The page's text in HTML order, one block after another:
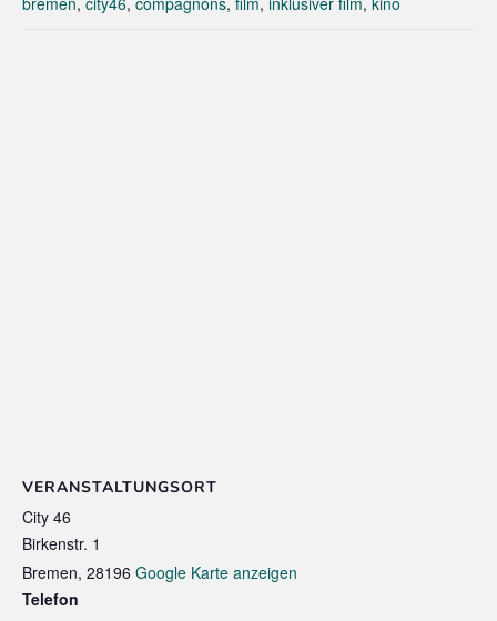
VERANSTALTUNGSORT
City 46
Birkenstr. 1
Bremen, 28196 Google Karte anzeigen
Telefon